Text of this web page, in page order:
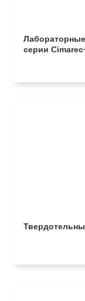
серии